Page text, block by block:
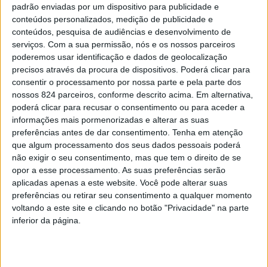
padrão enviadas por um dispositivo para publicidade e
conteúdos personalizados, medição de publicidade e
conteúdos, pesquisa de audiências e desenvolvimento de
serviços. Com a sua permissão, nós e os nossos parceiros
poderemos usar identificação e dados de geolocalização
precisos através da procura de dispositivos. Poderá clicar para
consentir o processamento por nossa parte e pela parte dos
nossos 824 parceiros, conforme descrito acima. Em alternativa,
poderá clicar para recusar o consentimento ou para aceder a
informações mais pormenorizadas e alterar as suas
preferências antes de dar consentimento. Tenha em atenção
que algum processamento dos seus dados pessoais poderá
não exigir o seu consentimento, mas que tem o direito de se
opor a esse processamento. As suas preferências serão
aplicadas apenas a este website. Você pode alterar suas
preferências ou retirar seu consentimento a qualquer momento
voltando a este site e clicando no botão "Privacidade" na parte
inferior da página.
Necrologia ,Oliveira de Azeméis
Fernanda Espada
Simões dos Santos
(1926-2022)
✞ Faleceu com 96 anos e foi residente na Rua António
Alegria, em Oliveira de Azeméis. A família comunica que o
funeral se realizou hoje, segunda-feira, dia 4 de
julho, pelas 11h00 na Capela Mortuária do Cemitério de